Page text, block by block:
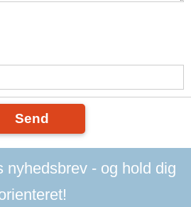
Send
nyhedsbrev - og hold dig